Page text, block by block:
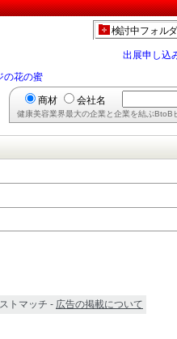
検討中フォルダ
出展申し込
の花の蜜
商材 会社名
健康美容業界最大の企業と企業を結ぶ
トマッチ - 広告の掲載について